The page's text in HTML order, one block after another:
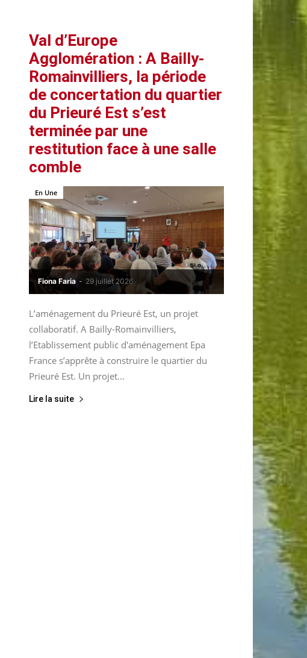
Val d’Europe
Agglomération : A Bailly-
Romainvilliers, la période
de concertation du quartier
du Prieuré Est s’est
terminée par une
restitution face à une salle
comble
Fiona Faria - 29 juillet 2026
En Une
L’aménagement du Prieuré Est, un projet
collaboratif. A Bailly-Romainvilliers,
l’Etablissement public d'aménagement Epa
France s’apprête à construire le quartier du
Prieuré Est. Un projet...
Lire la suite